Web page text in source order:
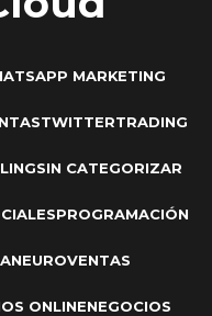
MARKETING
TWITTERTRADING
SIN CATEGORIZAR
PROGRAMACIÓN
NEUROVENTAS
ONLINENEGOCIOS